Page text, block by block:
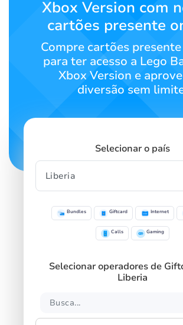
Português
SIGN UP
Xbox Version com
cartões presente
Compre cartões
para ter acesso a Lego
Xbox Version e
diversão sem
Selecionar o país
Bundles Giftcard Internet
Calls Gaming
Selecionar operadores de
Liberia